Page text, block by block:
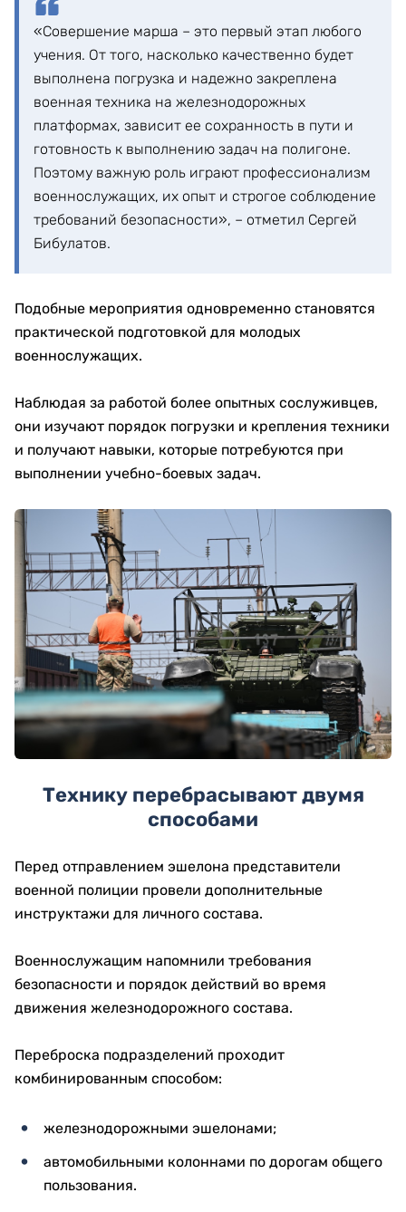
«Совершение марша – это первый этап любого
учения. От того, насколько качественно будет
выполнена погрузка и надежно закреплена
военная техника на железнодорожных
платформах, зависит ее сохранность в пути и
готовность к выполнению задач на полигоне.
Поэтому важную роль играют профессионализм
военнослужащих, их опыт и строгое соблюдение
требований безопасности», – отметил Сергей
Бибулатов.
Подобные мероприятия одновременно становятся
практической подготовкой для молодых
военнослужащих.
Наблюдая за работой более опытных сослуживцев,
они изучают порядок погрузки и крепления техники
и получают навыки, которые потребуются при
выполнении учебно-боевых задач.
Технику перебрасывают двумя
способами
Перед отправлением эшелона представители
военной полиции провели дополнительные
инструктажи для личного состава.
Военнослужащим напомнили требования
безопасности и порядок действий во время
движения железнодорожного состава.
Переброска подразделений проходит
комбинированным способом:
железнодорожными эшелонами;
автомобильными колоннами по дорогам общего
пользования.